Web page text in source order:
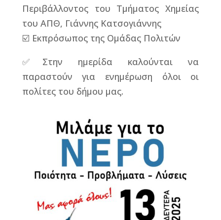
Περιβάλλοντος του Τμήματος Χημείας
του ΑΠΘ, Γιάννης Κατσογιάννης
☑️ Εκπρόσωπος της Ομάδας Πολιτών
✅Στην ημερίδα καλούνται να
παραστούν για ενημέρωση όλοι οι
πολίτες του δήμου μας.